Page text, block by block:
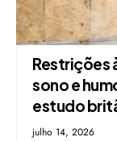
Restrições
sono e
estudo
julho 14, 2026